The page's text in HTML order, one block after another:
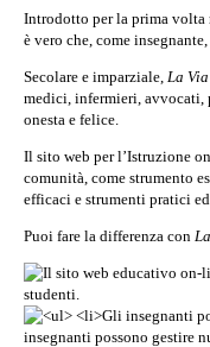
Introdotto per la prima volta
è vero che, come
Secolare e imparziale, La
medici, infermieri, avvocati,
onesta e felice.
Il sito web per l’Istruzione
comunità, come strumento
efficaci e strumenti pratici
Puoi fare la differenza con